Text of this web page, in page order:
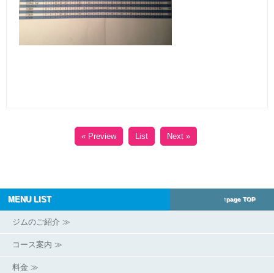
« Preview List Next »
MENU LIST ↑page TOP
ジムのご紹介 ≫
コース案内 ≫
料金 ≫